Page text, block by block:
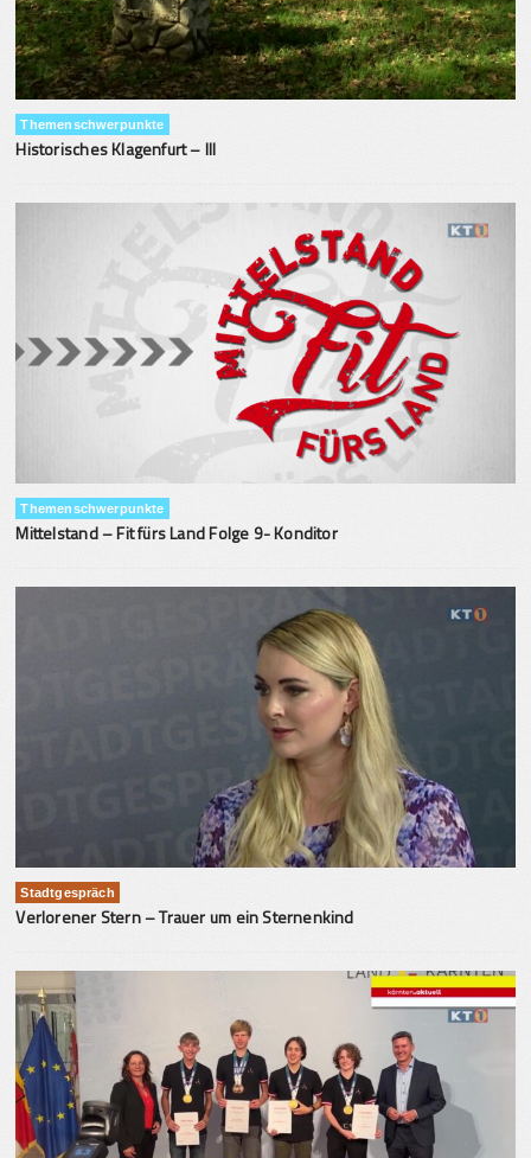
Themenschwerpunkte
Historisches Klagenfurt – III
Themenschwerpunkte
Mittelstand – Fit fürs Land Folge 9- Konditor
Stadtgespräch
Verlorener Stern – Trauer um ein Sternenkind